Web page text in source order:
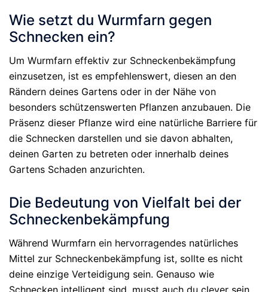
Wie setzt du Wurmfarn gegen
Schnecken ein?
Um Wurmfarn effektiv zur Schneckenbekämpfung
einzusetzen, ist es empfehlenswert, diesen an den
Rändern deines Gartens oder in der Nähe von
besonders schützenswerten Pflanzen anzubauen. Die
Präsenz dieser Pflanze wird eine natürliche Barriere für
die Schnecken darstellen und sie davon abhalten,
deinen Garten zu betreten oder innerhalb deines
Gartens Schaden anzurichten.
Die Bedeutung von Vielfalt bei der
Schneckenbekämpfung
Während Wurmfarn ein hervorragendes natürliches
Mittel zur Schneckenbekämpfung ist, sollte es nicht
deine einzige Verteidigung sein. Genauso wie
Schnecken intelligent sind, musst auch du clever sein,